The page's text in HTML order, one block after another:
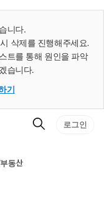
니다.
삭제를 진행해주세요.
트를 통해 원인을 파악
습니다.
기
검
로그인
동산